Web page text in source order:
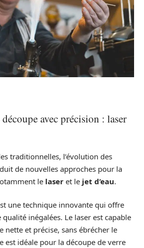
avec précision : laser
traditionnelles, l’évolution des
de nouvelles approches pour la
le laser et le jet d’eau.
une technique innovante qui offre
inégalées. Le laser est capable
nette et précise, sans ébrécher le
est idéale pour la découpe de verre